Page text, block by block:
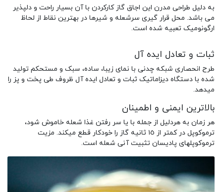
به دلیل طراحی مدرن این اجاق گاز کارکردن با آن بسیار راحت و دلپذیر
می باشد. محل قرار گیری سرشعله و شیرها در بهترین نقاط از لحاظ
ارگونومیک تعبیه شده است.
ثبات و تعادل ایده آل
طرح انحصاری شبکه چدنی با نمای زیبا، ساده، سبک و مستحکم تولید
شده با دستگاه دیزاماتیک ثبات و تعادل ایده آل ظروف طی پخت و پز را
میدهد.
بالاترین ایمنی و اطمینان
هر زمان به هردلیل از جمله با یا سر رفتن غذا شعله خاموش شود،
ترموکوپل در کمتر از ١٥ ثانیه گاز را خودکار قطع میکند. مزیت
ترموکوپلهای پادیسان تثبیت آنی شعله است.